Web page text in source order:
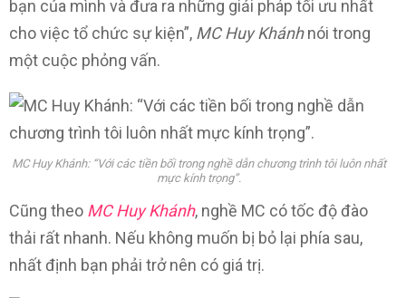
bạn của mình và đưa ra những giải pháp tối ưu nhất
cho việc tổ chức sự kiện”, MC Huy Khánhnói trong
một cuộc phỏng vấn.
MC Huy Khánh: “Với các tiền bối trong nghề dẫn chương trình tôi luôn nhất
mực kính trọng”.
Cũng theo MC Huy Khánh, nghề MC có tốc độ đào
thải rất nhanh. Nếu không muốn bị bỏ lại phía sau,
nhất định bạn phải trở nên có giá trị.